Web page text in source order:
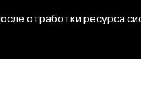
отработки ресурса